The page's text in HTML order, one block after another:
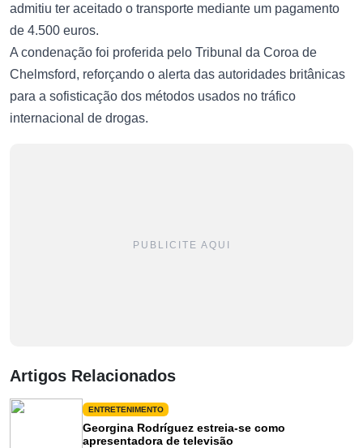
admitiu ter aceitado o transporte mediante um pagamento
de 4.500 euros.
A condenação foi proferida pelo Tribunal da Coroa de
Chelmsford, reforçando o alerta das autoridades britânicas
para a sofisticação dos métodos usados no tráfico
internacional de drogas.
PUBLICITE AQUI
Artigos Relacionados
ENTRETENIMENTO
Georgina Rodríguez estreia-se como
apresentadora de televisão